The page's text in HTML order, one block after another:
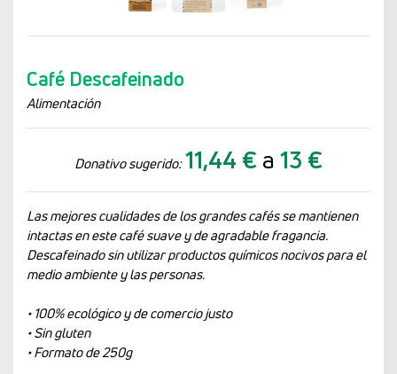
Café Descafeinado
Alimentación
Donativo sugerido:11,44 € a 13 €
Las mejores cualidades de los grandes cafés se mantienen
intactas en este café suave y de agradable fragancia.
Descafeinado sin utilizar productos químicos nocivos para el
medio ambiente y las personas.
• 100% ecológico y de comercio justo
• Sin gluten
• Formato de 250g